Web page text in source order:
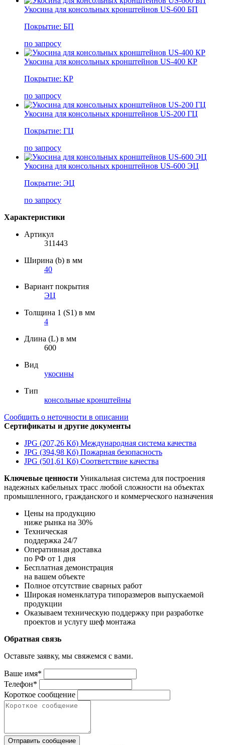
Укосина для консольных кронштейнов US-600 БП
Покрытие: БП
по запросу
Укосина для консольных кронштейнов US-400 КР
Покрытие: КР
по запросу
Укосина для консольных кронштейнов US-200 ГЦ
Покрытие: ГЦ
по запросу
Укосина для консольных кронштейнов US-600 ЭЦ
Покрытие: ЭЦ
по запросу
Характеристики
Артикул
311443
Ширина (b) в мм
40
Вариант покрытия
ЭЦ
Толщина 1 (S1) в мм
4
Длина (L) в мм
600
Вид
укосины
Тип
консольные кронштейны
Сообщить о неточности в описании
Сертификаты и другие документы
JPG (207,26 Кб) Международная система качества
JPG (394,98 Кб) Пожарная безопасность
JPG (501,61 Кб) Соответствие качества
Ключевые ценности Уникальная система для построения
надежных кабельных трасс любой сложности на объектах
промышленного, гражданского и коммерческого назначения
Цены на продукцию
ниже рынка на 30%
Техническая
поддержка 24/7
Оперативная доставка
по РФ от 1 дня
Бесплатная демонстрация
на вашем объекте
Полное отсутствие сварных работ
Широкая номенклатура типоразмеров выпускаемой
продукции
Оказываем техническую поддержку при разработке
проектов и услугу шеф монтажа
Обратная связь
Оставьте заявку, мы свяжемся с вами.
Ваше имя*
Телефон*
Короткое сообщение
Отправить сообщение